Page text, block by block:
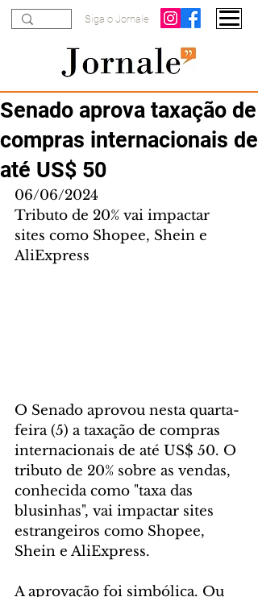
Siga o Jornale
Senado aprova taxação de
compras internacionais de
até US$ 50
06/06/2024
Tributo de 20% vai impactar
sites como Shopee, Shein e
AliExpress
O Senado aprovou nesta quarta-
feira (5) a taxação de compras
internacionais de até US$ 50. O
tributo de 20% sobre as vendas,
conhecida como "taxa das
blusinhas", vai impactar sites
estrangeiros como Shopee,
Shein e AliExpress.
A aprovação foi simbólica. Ou